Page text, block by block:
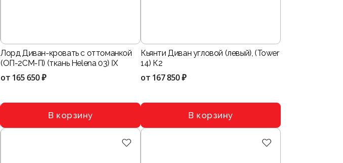
Лорд Диван-кровать с оттоманкой
(ОП-2СМ-П) (ткань Helena 03) IX
от 165 650 ₽
В корзину
Кьянти Диван угловой (левый), (Tower
14) К2
от 167 850 ₽
В корзину